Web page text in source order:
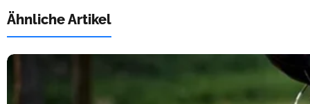
Ähnliche Artikel